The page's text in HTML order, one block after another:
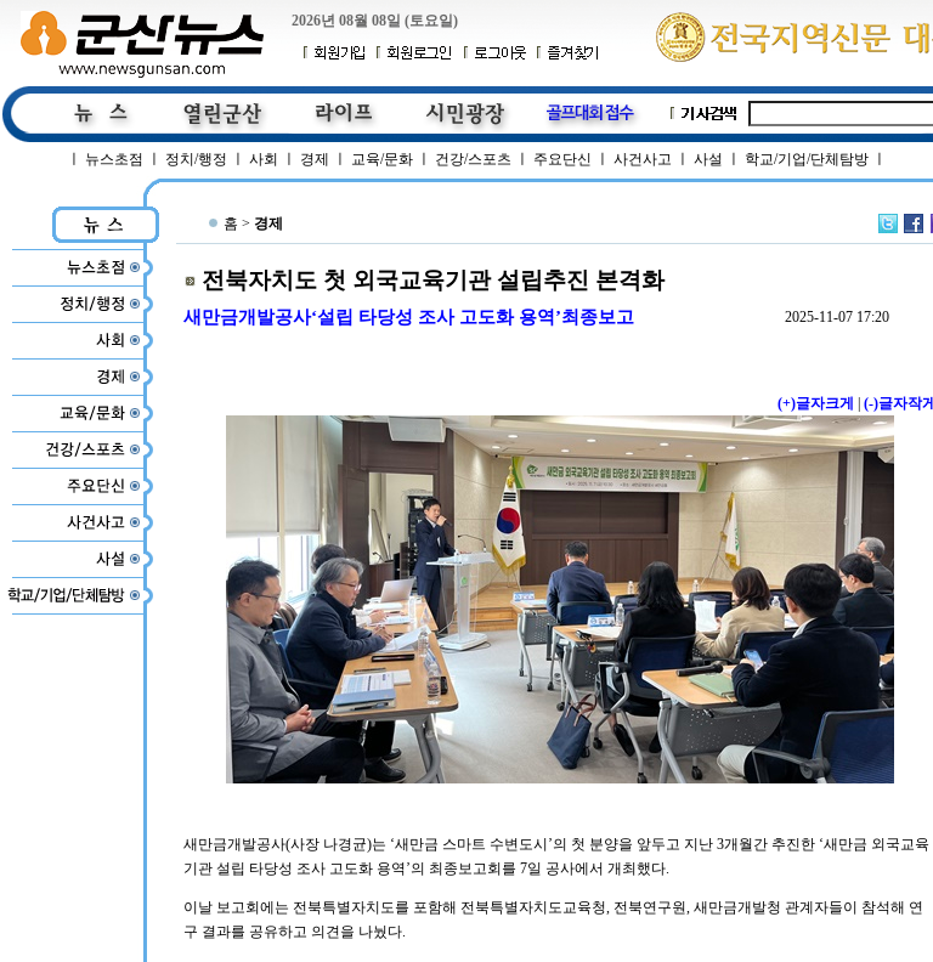
2026년 08월 08일 (토요일)
뉴스초점 정치/행정 사회 경제 교육/문화 건강/스포츠 주요단신 사건사고 사설 학교/기업/단체탐방
홈 > 경제
전북자치도 첫 외국교육기관 설립추진 본격화
새만금개발공사‘설립 타당성 조사 고도화 용역’최종보고 2025-11-07 17:20
(+)글자크게 (-)글자작게
새만금개발공사(사장 나경균)는 ‘새만금 스마트 수변도시’의 첫 분양을 앞두고 지난 3개월간 추진한 ‘새만금 외국교육
기관 설립 타당성 조사 고도화 용역’의 최종보고회를 7일 공사에서 개최했다.
이날 보고회에는 전북특별자치도를 포함해 전북특별자치도교육청, 전북연구원, 새만금개발청 관계자들이 참석해 연
구 결과를 공유하고 의견을 나눴다.